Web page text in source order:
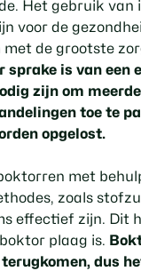
Het gebruik van
voor de
de grootste
sprake is van een
zijn om
toe te
opgelost.
met
zoals
effectief zijn. Dit
plaag is.
dus